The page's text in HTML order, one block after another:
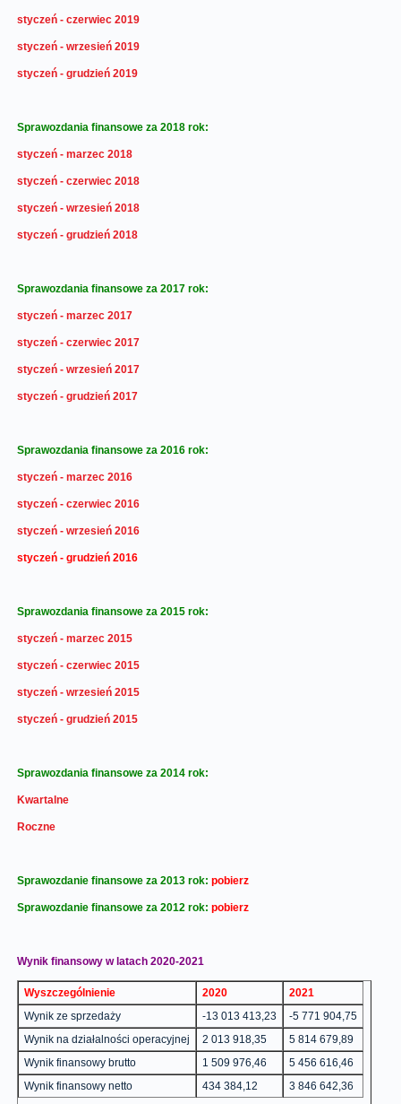
styczeń - czerwiec 2019
styczeń - wrzesień 2019
styczeń - grudzień 2019
Sprawozdania finansowe za 2018 rok:
styczeń - marzec 2018
styczeń - czerwiec 2018
styczeń - wrzesień 2018
styczeń - grudzień 2018
Sprawozdania finansowe za 2017 rok:
styczeń - marzec 2017
styczeń - czerwiec 2017
styczeń - wrzesień 2017
styczeń - grudzień 2017
Sprawozdania finansowe za 2016 rok:
styczeń - marzec 2016
styczeń - czerwiec 2016
styczeń - wrzesień 2016
styczeń - grudzień 2016
Sprawozdania finansowe za 2015 rok:
styczeń - marzec 2015
styczeń - czerwiec 2015
styczeń - wrzesień 2015
styczeń - grudzień 2015
Sprawozdania finansowe za 2014 rok:
Kwartalne
Roczne
Sprawozdanie finansowe za 2013 rok:pobierz
Sprawozdanie finansowe za 2012 rok:pobierz
Wynik finansowy w latach 2020-2021
Wyszczególnienie 2020
2021
Wynik ze sprzedaży
-13 013 413,23
-5 771 904,75
Wynik na działalności operacyjnej
2 013 918,35
5 814 679,89
Wynik finansowy brutto
1 509 976,46
5 456 616,46
Wynik finansowy netto
434 384,12 3 846 642,36